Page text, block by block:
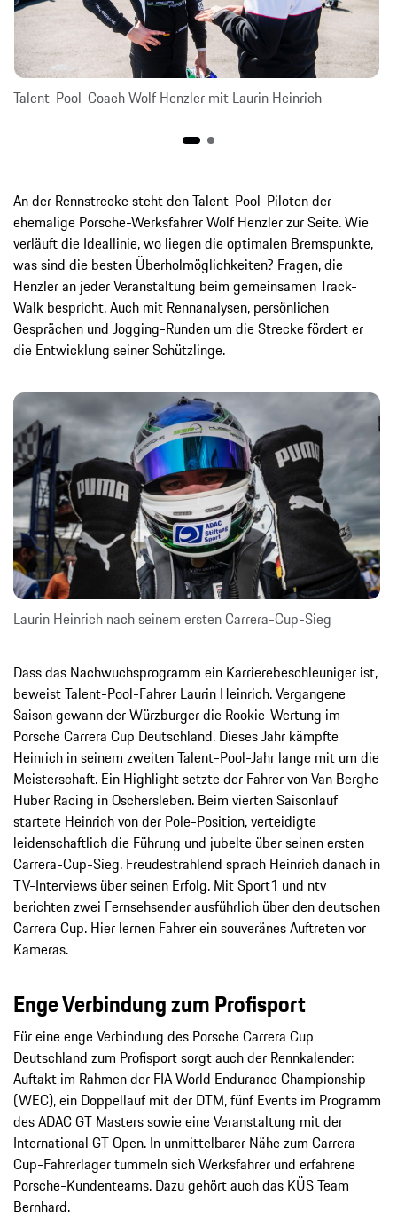
Talent-Pool-Coach Wolf Henzler mit Laurin Heinrich
An der Rennstrecke steht den Talent-Pool-Piloten der
ehemalige Porsche-Werksfahrer Wolf Henzler zur Seite. Wie
verläuft die Ideallinie, wo liegen die optimalen Bremspunkte,
was sind die besten Überholmöglichkeiten? Fragen, die
Henzler an jeder Veranstaltung beim gemeinsamen Track-
Walk bespricht. Auch mit Rennanalysen, persönlichen
Gesprächen und Jogging-Runden um die Strecke fördert er
die Entwicklung seiner Schützlinge.
Laurin Heinrich nach seinem ersten Carrera-Cup-Sieg
Dass das Nachwuchsprogramm ein Karrierebeschleuniger ist,
beweist Talent-Pool-Fahrer Laurin Heinrich. Vergangene
Saison gewann der Würzburger die Rookie-Wertung im
Porsche Carrera Cup Deutschland. Dieses Jahr kämpfte
Heinrich in seinem zweiten Talent-Pool-Jahr lange mit um die
Meisterschaft. Ein Highlight setzte der Fahrer von Van Berghe
Huber Racing in Oschersleben. Beim vierten Saisonlauf
startete Heinrich von der Pole-Position, verteidigte
leidenschaftlich die Führung und jubelte über seinen ersten
Carrera-Cup-Sieg. Freudestrahlend sprach Heinrich danach in
TV-Interviews über seinen Erfolg. Mit Sport1 und ntv
berichten zwei Fernsehsender ausführlich über den deutschen
Carrera Cup. Hier lernen Fahrer ein souveränes Auftreten vor
Kameras.
Enge Verbindung zum Profisport
Für eine enge Verbindung des Porsche Carrera Cup
Deutschland zum Profisport sorgt auch der Rennkalender:
Auftakt im Rahmen der FIA World Endurance Championship
(WEC), ein Doppellauf mit der DTM, fünf Events im Programm
des ADAC GT Masters sowie eine Veranstaltung mit der
International GT Open. In unmittelbarer Nähe zum Carrera-
Cup-Fahrerlager tummeln sich Werksfahrer und erfahrene
Porsche-Kundenteams. Dazu gehört auch das KÜS Team
Bernhard.